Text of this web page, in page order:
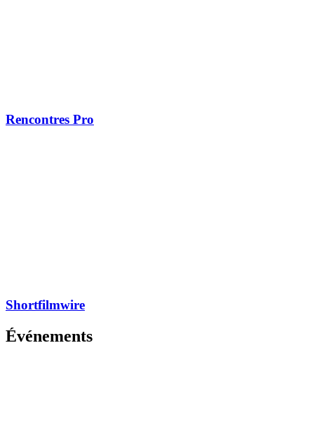
Rencontres Pro
Shortfilmwire
Événements